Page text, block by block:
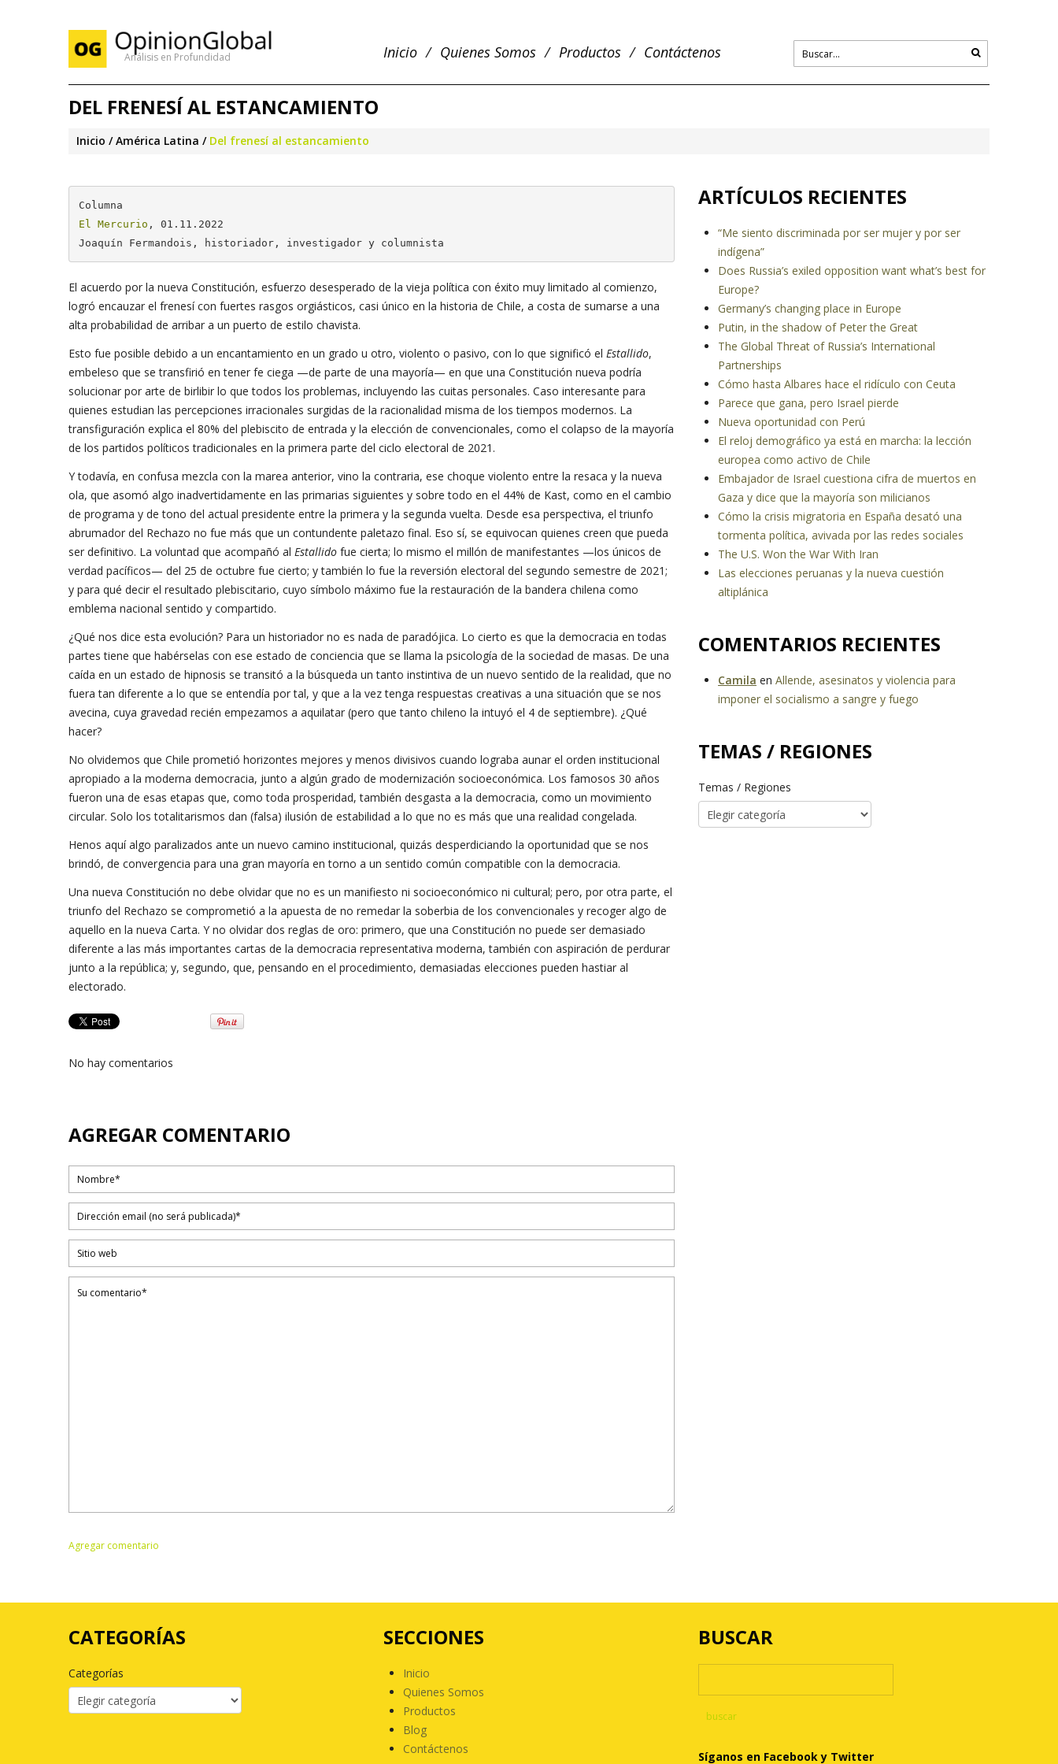
Análisis en Profundidad Inicio Quienes Somos Productos Contáctenos
DEL FRENESÍ AL ESTANCAMIENTO
Inicio América Latina Del frenesí al estancamiento
El Mercurio , 01.11.2022
Joaquín Fermandois, historiador, investigador y columnista
El acuerdo por la nueva Constitución, esfuerzo desesperado de la vieja política con éxito muy limitado al comienzo,
logró encauzar el frenesí con fuertes rasgos orgiásticos, casi único en la historia de Chile, a costa de sumarse a una
alta probabilidad de arribar a un puerto de estilo chavista.
Esto fue posible debido a un encantamiento en un grado u otro, violento o pasivo, con lo que significó el Estallido,
embeleso que se transfirió en tener fe ciega —de parte de una mayoría— en que una Constitución nueva podría
solucionar por arte de birlibir lo que todos los problemas, incluyendo las cuitas personales. Caso interesante para
quienes estudian las percepciones irracionales surgidas de la racionalidad misma de los tiempos modernos. La
transfiguración explica el 80% del plebiscito de entrada y la elección de convencionales, como el colapso de la mayoría
de los partidos políticos tradicionales en la primera parte del ciclo electoral de 2021.
Y todavía, en confusa mezcla con la marea anterior, vino la contraria, ese choque violento entre la resaca y la nueva
ola, que asomó algo inadvertidamente en las primarias siguientes y sobre todo en el 44% de Kast, como en el cambio
de programa y de tono del actual presidente entre la primera y la segunda vuelta. Desde esa perspectiva, el triunfo
abrumador del Rechazo no fue más que un contundente paletazo final. Eso sí, se equivocan quienes creen que pueda
ser definitivo. La voluntad que acompañó al Estallido fue cierta; lo mismo el millón de manifestantes —los únicos de
verdad pacíficos— del 25 de octubre fue cierto; y también lo fue la reversión electoral del segundo semestre de 2021;
y para qué decir el resultado plebiscitario, cuyo símbolo máximo fue la restauración de la bandera chilena como
emblema nacional sentido y compartido.
¿Qué nos dice esta evolución? Para un historiador no es nada de paradójica. Lo cierto es que la democracia en todas
partes tiene que habérselas con ese estado de conciencia que se llama la psicología de la sociedad de masas. De una
caída en un estado de hipnosis se transitó a la búsqueda un tanto instintiva de un nuevo sentido de la realidad, que no
fuera tan diferente a lo que se entendía por tal, y que a la vez tenga respuestas creativas a una situación que se nos
avecina, cuya gravedad recién empezamos a aquilatar (pero que tanto chileno la intuyó el 4 de septiembre). ¿Qué
hacer?
No olvidemos que Chile prometió horizontes mejores y menos divisivos cuando lograba aunar el orden institucional
apropiado a la moderna democracia, junto a algún grado de modernización socioeconómica. Los famosos 30 años
fueron una de esas etapas que, como toda prosperidad, también desgasta a la democracia, como un movimiento
circular. Solo los totalitarismos dan (falsa) ilusión de estabilidad a lo que no es más que una realidad congelada.
Henos aquí algo paralizados ante un nuevo camino institucional, quizás desperdiciando la oportunidad que se nos
brindó, de convergencia para una gran mayoría en torno a un sentido común compatible con la democracia.
Una nueva Constitución no debe olvidar que no es un manifiesto ni socioeconómico ni cultural; pero, por otra parte, el
triunfo del Rechazo se comprometió a la apuesta de no remedar la soberbia de los convencionales y recoger algo de
aquello en la nueva Carta. Y no olvidar dos reglas de oro: primero, que una Constitución no puede ser demasiado
diferente a las más importantes cartas de la democracia representativa moderna, también con aspiración de perdurar
junto a la república; y, segundo, que, pensando en el procedimiento, demasiadas elecciones pueden hastiar al
electorado.
No hay comentarios
AGREGAR COMENTARIO
ARTÍCULOS RECIENTES
“Me siento discriminada por ser mujer y por ser
indígena”
Does Russia’s exiled opposition want what’s best for
Europe?
Germany’s changing place in Europe
Putin, in the shadow of Peter the Great
The Global Threat of Russia’s International
Partnerships
Cómo hasta Albares hace el ridículo con Ceuta
Parece que gana, pero Israel pierde
Nueva oportunidad con Perú
El reloj demográfico ya está en marcha: la lección
europea como activo de Chile
Embajador de Israel cuestiona cifra de muertos en
Gaza y dice que la mayoría son milicianos
Cómo la crisis migratoria en España desató una
tormenta política, avivada por las redes sociales
The U.S. Won the War With Iran
Las elecciones peruanas y la nueva cuestión
altiplánica
COMENTARIOS RECIENTES
Camila en Allende, asesinatos y violencia para
imponer el socialismo a sangre y fuego
TEMAS / REGIONES
Temas / Regiones
CATEGORÍAS
Categorías
SECCIONES
Inicio
Quienes Somos
Productos
Blog
Contáctenos
BUSCAR
Síganos en Facebook y Twitter